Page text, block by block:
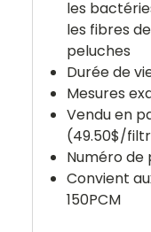
les
les fibres
peluches
Durée de
Mesures
Vendu en
(49.50$/
Numéro de
Convient
150PCM